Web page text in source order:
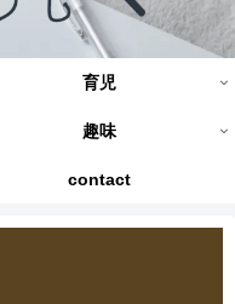
育児
趣味
contact